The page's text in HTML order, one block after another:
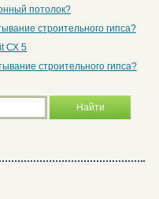
потолок?
строительного гипса?
СХ 5
строительного гипса?